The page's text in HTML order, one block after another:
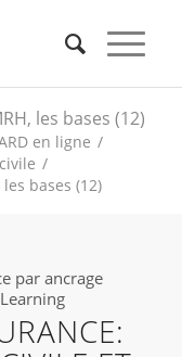
les bases (12)
en ligne /
/
bases (12)
par ancrage